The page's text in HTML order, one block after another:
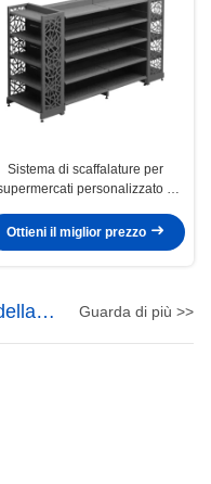
Sistema di scaffalature per
personalizzato e
ottimale
Ottieni il miglior prezzo
Guarda di più >>